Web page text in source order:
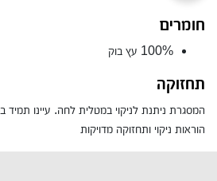
חומרים
100% עץ בוק
תחזוקה
המסגרת ניתנת לניקוי במטלית לחה. עיינו
הוראות ניקוי ותחזוקה מדויקות